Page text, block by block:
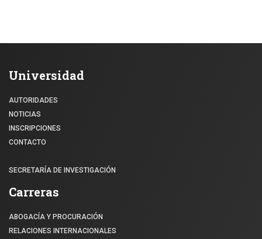
Universidad
AUTORIDADES
NOTICIAS
INSCRIPCIONES
CONTACTO
SECRETARÍA DE INVESTIGACIÓN
Carreras
ABOGACÍA Y PROCURACIÓN
RELACIONES INTERNACIONALES